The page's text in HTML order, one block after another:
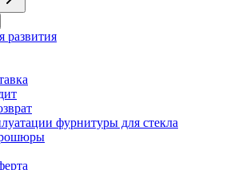
развития
фурнитуры для стекла